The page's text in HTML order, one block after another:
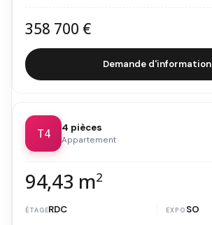
358 700 €
Demande d'information
T4 4 pièces
Appartement
94,43 m2
RDC SO